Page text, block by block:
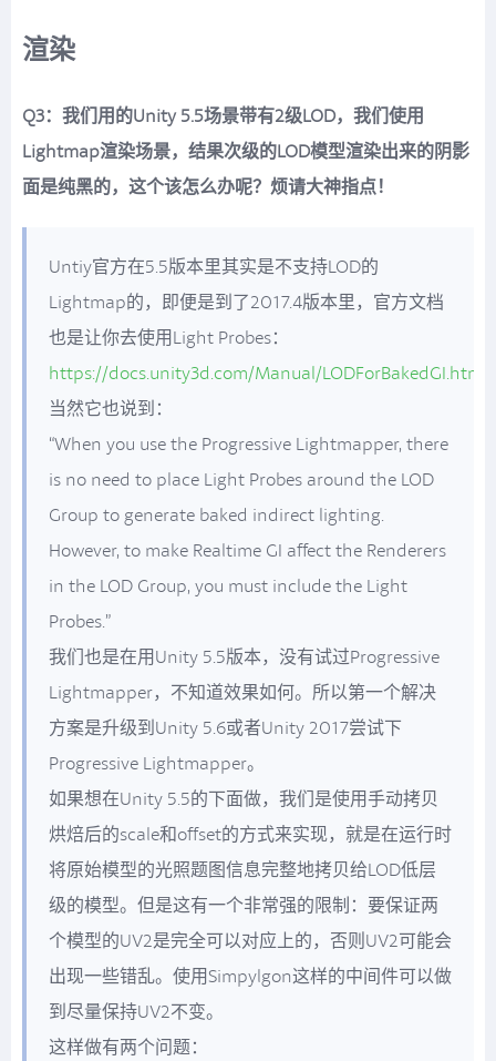
渲染
Q3：我们用的Unity 5.5场景带有2级LOD，我们使用
Lightmap渲染场景，结果次级的LOD模型渲染出来的阴影
面是纯黑的，这个该怎么办呢？烦请大神指点！
Untiy官方在5.5版本里其实是不支持LOD的
Lightmap的，即便是到了2017.4版本里，官方文档
也是让你去使用Light Probes：
https://docs.unity3d.com/Manual/LODForBakedGI.html
当然它也说到：
“When you use the Progressive Lightmapper, there
is no need to place Light Probes around the LOD
Group to generate baked indirect lighting.
However, to make Realtime GI affect the Renderers
in the LOD Group, you must include the Light
Probes.”
我们也是在用Unity 5.5版本，没有试过Progressive
Lightmapper，不知道效果如何。所以第一个解决
方案是升级到Unity 5.6或者Unity 2017尝试下
Progressive Lightmapper。
如果想在Unity 5.5的下面做，我们是使用手动拷贝
烘焙后的scale和offset的方式来实现，就是在运行时
将原始模型的光照题图信息完整地拷贝给LOD低层
级的模型。但是这有一个非常强的限制：要保证两
个模型的UV2是完全可以对应上的，否则UV2可能会
出现一些错乱。使用Simpylgon这样的中间件可以做
到尽量保持UV2不变。
这样做有两个问题：